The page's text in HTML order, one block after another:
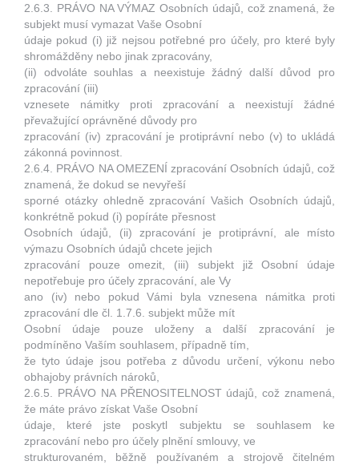
2.6.3. PRÁVO NA VÝMAZ Osobních údajů, což znamená, že
subjekt musí vymazat Vaše Osobní
údaje pokud (i) již nejsou potřebné pro účely, pro které byly
shromážděny nebo jinak zpracovány,
(ii) odvoláte souhlas a neexistuje žádný další důvod pro
zpracování (iii)
vznesete námitky proti zpracování a neexistují žádné
převažující oprávněné důvody pro
zpracování (iv) zpracování je protiprávní nebo (v) to ukládá
zákonná povinnost.
2.6.4. PRÁVO NA OMEZENÍ zpracování Osobních údajů, což
znamená, že dokud se nevyřeší
sporné otázky ohledně zpracování Vašich Osobních údajů,
konkrétně pokud (i) popíráte přesnost
Osobních údajů, (ii) zpracování je protiprávní, ale místo
výmazu Osobních údajů chcete jejich
zpracování pouze omezit, (iii) subjekt již Osobní údaje
nepotřebuje pro účely zpracování, ale Vy
ano (iv) nebo pokud Vámi byla vznesena námitka proti
zpracování dle čl. 1.7.6. subjekt může mít
Osobní údaje pouze uloženy a další zpracování je
podmíněno Vaším souhlasem, případně tím,
že tyto údaje jsou potřeba z důvodu určení, výkonu nebo
obhajoby právních nároků,
2.6.5. PRÁVO NA PŘENOSITELNOST údajů, což znamená,
že máte právo získat Vaše Osobní
údaje, které jste poskytl subjektu se souhlasem ke
zpracování nebo pro účely plnění smlouvy, ve
strukturovaném, běžně používaném a strojově čitelném